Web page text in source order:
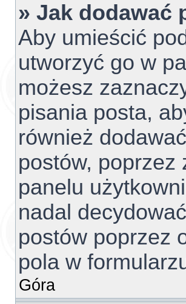
» Jak dodawać
Aby umieścić
utworzyć go w
możesz
pisania posta,
również
postów, poprzez
panelu
nadal
postów poprzez
pola w
Góra